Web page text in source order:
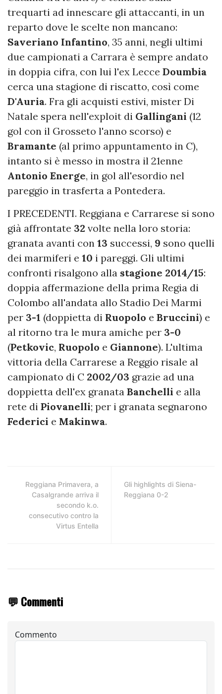
trequarti ad innescare gli attaccanti, in un
reparto dove le scelte non mancano:
Saveriano Infantino, 35 anni, negli ultimi
due campionati a Carrara è sempre andato
in doppia cifra, con lui l'ex Lecce Doumbia
cerca una stagione di riscatto, così come
D'Auria. Fra gli acquisti estivi, mister Di
Natale spera nell'exploit di Gallingani (12
gol con il Grosseto l'anno scorso) e
Bramante (al primo appuntamento in C),
intanto si è messo in mostra il 21enne
Antonio Energe, in gol all'esordio nel
pareggio in trasferta a Pontedera.
I PRECEDENTI. Reggiana e Carrarese si sono
già affrontate 32 volte nella loro storia:
granata avanti con 13 successi, 9 sono quelli
dei marmiferi e 10 i pareggi. Gli ultimi
confronti risalgono alla stagione 2014/15:
doppia affermazione della prima Regia di
Colombo all'andata allo Stadio Dei Marmi
per 3-1 (doppietta di Ruopolo e Bruccini) e
al ritorno tra le mura amiche per 3-0
(Petkovic, Ruopolo e Giannone). L'ultima
vittoria della Carrarese a Reggio risale al
campionato di C 2002/03 grazie ad una
doppietta dell'ex granata Banchelli e alla
rete di Piovanelli; per i granata segnarono
Federici e Makinwa.
Reggiana Primavera, a
Casalgrande arriva il
secondo k.o.
consecutivo contro la
Virtus Entella
Gli highlights di Siena-
Reggiana 0-2
💬 Commenti